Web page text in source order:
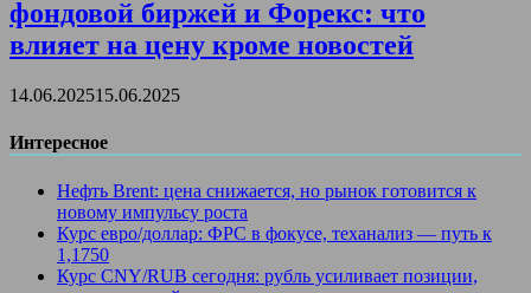
фондовой биржей и Форекс: что
влияет на цену кроме новостей
14.06.202515.06.2025
Интересное
Нефть Brent: цена снижается, но рынок готовится к
новому импульсу роста
Курс евро/доллар: ФРС в фокусе, теханализ — путь к
1,1750
Курс CNY/RUB сегодня: рубль усиливает позиции,